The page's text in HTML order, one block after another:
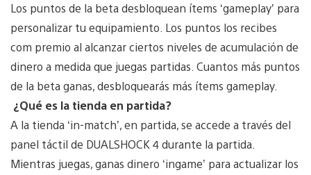
Los puntos de la beta desbloquean ítems ‘gameplay’ para
personalizar tu equipamiento. Los puntos los recibes
com premio al alcanzar ciertos niveles de acumulación de
dinero a medida que juegas partidas. Cuantos más puntos
de la beta ganas, desbloquearás más ítems gameplay.
¿Qué es la tienda en partida?
A la tienda ‘in-match’, en partida, se accede a través del
panel táctil de DUALSHOCK 4 durante la partida.
Mientras juegas, ganas dinero ‘ingame’ para actualizar los